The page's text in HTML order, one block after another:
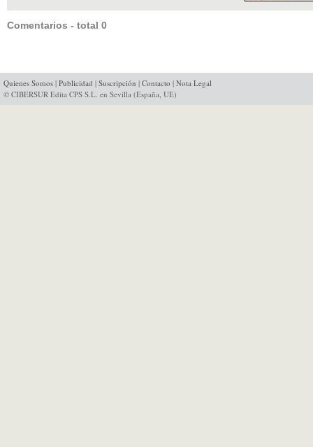
Comentarios - total 0
Quienes Somos | Publicidad | Suscripción | Contacto | Nota Legal
© CIBERSUR Edita CPS S.L. en Sevilla (España, UE)